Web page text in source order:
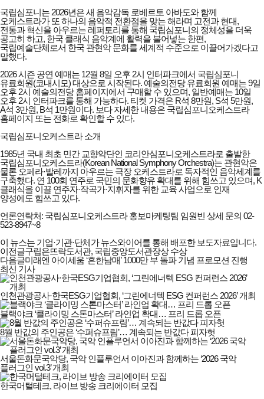
국립심포니는 2026년은 새 음악감독 로베르토 아바도와 함께
오케스트라가 또 하나의 음악적 전환점을 맞는 해라며 고전과 현대,
전통과 혁신을 아우르는 레퍼토리를 통해 국립심포니의 정체성을 더욱
공고히 하고, 한국 클래식 음악계에 활력을 불어넣는 한편,
국립예술단체로서 한국 관현악 문화를 세계적 수준으로 이끌어가겠다고
말했다.
2026 시즌 공연 예매는 12월 8일 오후 2시 인터파크에서 국립심포니
유료회원(코내시모) 대상으로 시작된다. 예술의전당 유료회원 예매는 9일
오후 2시 예술의전당 홈페이지에서 구매할 수 있으며, 일반예매는 10일
오후 2시 인터파크를 통해 가능하다. 티켓 가격은 R석 8만원, S석 5만원,
A석 3만원, B석 1만원이다. 보다 자세한 내용은 국립심포니오케스트라
홈페이지 또는 전화로 확인할 수 있다.
국립심포니오케스트라 소개
1985년 국내 최초 민간 교향악단인 코리안심포니오케스트라로 출발한
국립심포니오케스트라(Korean National Symphony Orchestra)는 관현악은
물론 오페라·발레까지 아우르는 극장 오케스트라로 독자적인 음악세계를
구축했다. 연 100회 연주로 국민의 문화향유 확대를 위해 힘쓰고 있으며, K
클래식을 이끌 연주자·작곡가·지휘자를 위한 교육 사업으로 인재
양성에도 힘쓰고 있다.
언론연락처: 국립심포니오케스트라 홍보마케팅팀 임원빈 상세 문의 02-
523-8947~8
이 뉴스는 기업·기관·단체가 뉴스와이어를 통해 배포한 보도자료입니다.
이전글구립은뜨락도서관, 국립중앙도서관장상 수상
다음글미래엔 아이세움 ‘흔한남매’ 1000만 부 돌파 기념 프로모션 진행
최신 기사
인천관광공사·한국ESG기업협회, ‘그린에너텍 ESG 컨퍼런스 2026’ 개최
블랙야크 ‘클라이밍 스톤마스터’ 라인업 확대… 프리 드롭 오픈
8월 반값의 주인공은 ‘수퍼슈프림’… 계속되는 반값다 피자헛
서울돈화문국악당, 국악 인플루언서 이아진과 함께하는 ‘2026 국악
플러그인 vol.3’ 개최
한국머털테크, 라이브 방송 크리에이터 모집